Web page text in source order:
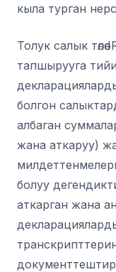
кыла турган
Толук салык
тапшырууга
болгон
албаган
жана аткаруу)
болуу
аткарган жана